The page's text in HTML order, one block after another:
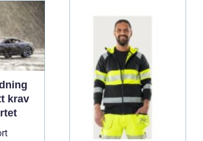
krav
Sollentuna, som i många
andra t&a...